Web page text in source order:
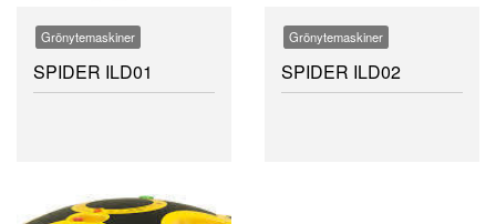
Grönytemaskiner
SPIDER ILD01
Grönytemaskiner
SPIDER ILD02